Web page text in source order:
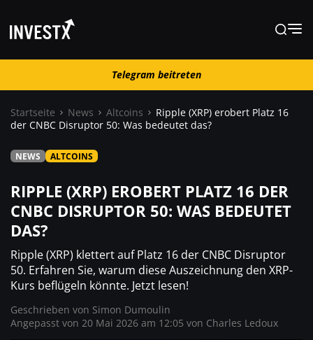
Telegram beitreten
Lernen
Trading
Wo kaufen ?
Casino
Telegram beitreten
Startseite News Altcoins
Ripple (XRP) erobert Platz 16
der CNBC Disruptor 50: Was bedeutet das?
NEWS ALTCOINS
RIPPLE (XRP) EROBERT PLATZ 16 DER
CNBC DISRUPTOR 50: WAS BEDEUTET
DAS?
Ripple (XRP) klettert auf Platz 16 der CNBC Disruptor
50. Erfahren Sie, warum diese Auszeichnung den XRP-
Kurs beflügeln könnte. Jetzt lesen!
Geschrieben von Simon Dumoulin
Angepasst von 20 Mai 2026 am 12:05 von Charles Ledoux